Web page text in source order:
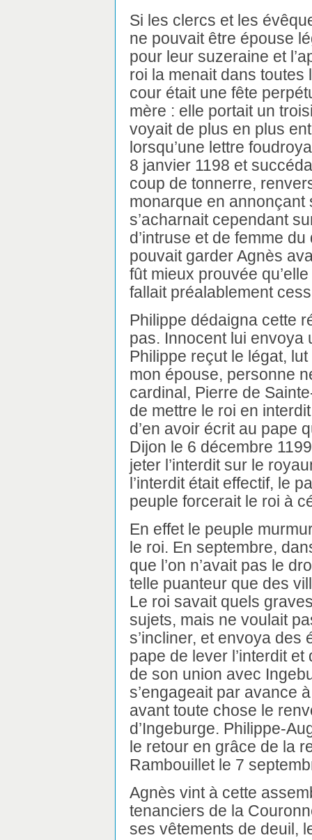
Si les clercs et les
ne pouvait être épouse
pour leur suzeraine et
roi la menait dans
cour était une fête
mère : elle portait un
voyait de plus en plus
lorsqu’une lettre
8 janvier 1198 et
coup de tonnerre,
monarque en annonçant
s’acharnait cependant
d’intruse et de femme
pouvait garder Agnès
fût mieux prouvée
fallait préalablement
Philippe dédaigna cette
pas. Innocent lui envoya
Philippe reçut le légat,
mon épouse, personne
cardinal, Pierre de
de mettre le roi en
d’en avoir écrit au pape
Dijon le 6 décembre
jeter l’interdit sur le
l’interdit était effectif, le
peuple forcerait le roi à
En effet le peuple
le roi. En septembre,
que l’on n’avait pas le
telle puanteur que des
Le roi savait quels
sujets, mais ne voulait
s’incliner, et envoya
pape de lever l’interdit
de son union avec
s’engageait par avance
avant toute chose le
d’Ingeburge. Philippe-
le retour en grâce de la
Rambouillet le 7
Agnès vint à cette
tenanciers de la
ses vêtements de deuil,